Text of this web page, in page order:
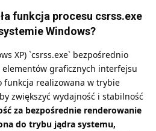
funkcja procesu csrss.exe
Windows?
XP) `csrss.exe` bezpośrednio
elementów graficznych interfejsu
funkcja realizowana w trybie
zwiększyć wydajność i stabilność
za bezpośrednie renderowanie
do trybu jądra systemu,